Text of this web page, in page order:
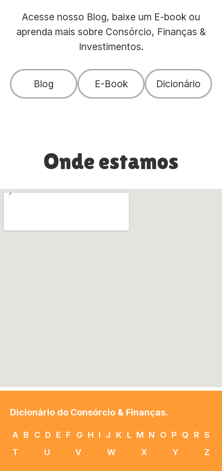
Acesse nosso Blog, baixe um E-book ou
aprenda mais sobre Consórcio, Finanças &
Investimentos.
Blog E-Book Dicionário
Onde estamos
Dicionário do Consórcio & Finanças.
A B C D E F G H I J K L M N O P Q R S
T
U V W X Y Z